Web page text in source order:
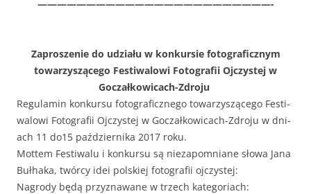
————————————————————————-
Zaprosze­nie do udzi­ału w konkur­sie fotograficznym
towarzyszącego Fes­ti­walowi Fotografii Ojczys­tej w
Goczałkowicach-Zdroju
Reg­u­lamin konkur­su fotograficznego towarzyszącego Fes­ti­
walowi Fotografii Ojczys­tej w Gocza­łkow­icach-Zdro­ju w dni­
ach 11 do15 październi­ka 2017 roku.
Mot­tem Fes­ti­walu i konkur­su są nieza­pom­ni­ane słowa Jana
Bułha­ka, twór­cy idei pol­skiej fotografii ojczystej:
Nagrody będą przyz­nawane w trzech kategoriach: